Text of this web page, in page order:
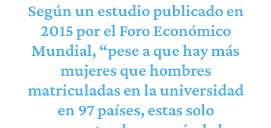
Según un estudio publicado en
2015 por el Foro Económico
Mundial, “pese a que hay más
mujeres que hombres
matriculadas en la universidad
en 97 países, estas solo